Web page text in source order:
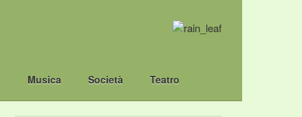
Musica Società Teatro